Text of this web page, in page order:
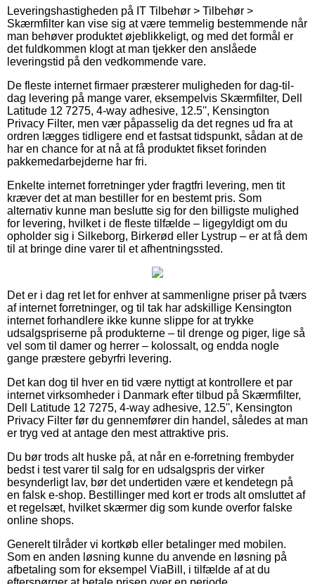
Leveringshastigheden på IT Tilbehør > Tilbehør >
Skærmfilter kan vise sig at være temmelig bestemmende når
man behøver produktet øjeblikkeligt, og med det formål er
det fuldkommen klogt at man tjekker den anslåede
leveringstid på den vedkommende vare.
De fleste internet firmaer præsterer muligheden for dag-til-
dag levering på mange varer, eksempelvis Skærmfilter, Dell
Latitude 12 7275, 4-way adhesive, 12.5'', Kensington
Privacy Filter, men vær påpasselig da det regnes ud fra at
ordren lægges tidligere end et fastsat tidspunkt, sådan at de
har en chance for at nå at få produktet fikset forinden
pakkemedarbejderne har fri.
Enkelte internet forretninger yder fragtfri levering, men tit
kræver det at man bestiller for en bestemt pris. Som
alternativ kunne man beslutte sig for den billigste mulighed
for levering, hvilket i de fleste tilfælde – ligegyldigt om du
opholder sig i Silkeborg, Birkerød eller Lystrup – er at få dem
til at bringe dine varer til et afhentningssted.
Det er i dag ret let for enhver at sammenligne priser på tværs
af internet forretninger, og til tak har adskillige Kensington
internet forhandlere ikke kunne slippe for at trykke
udsalgspriserne på produkterne – til drenge og piger, lige så
vel som til damer og herrer – kolossalt, og endda nogle
gange præstere gebyrfri levering.
Det kan dog til hver en tid være nyttigt at kontrollere et par
internet virksomheder i Danmark efter tilbud på Skærmfilter,
Dell Latitude 12 7275, 4-way adhesive, 12.5'', Kensington
Privacy Filter før du gennemfører din handel, således at man
er tryg ved at antage den mest attraktive pris.
Du bør trods alt huske på, at når en e-forretning frembyder
bedst i test varer til salg for en udsalgspris der virker
besynderligt lav, bør det undertiden være et kendetegn på
en falsk e-shop. Bestillinger med kort er trods alt omsluttet af
et regelsæt, hvilket skærmer dig som kunde overfor falske
online shops.
Generelt tilråder vi kortkøb eller betalinger med mobilen.
Som en anden løsning kunne du anvende en løsning på
afbetaling som for eksempel ViaBill, i tilfælde af at du